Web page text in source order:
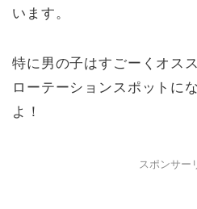
います。
特に男の子はすごーくオス
ローテーションスポットに
よ！
スポンサー